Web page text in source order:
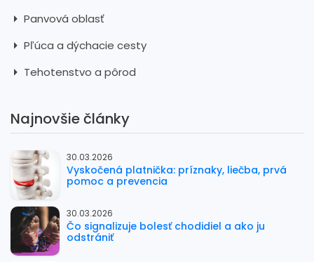
Panvová oblasť
Pľúca a dýchacie cesty
Tehotenstvo a pôrod
Najnovšie články
30.03.2026
Vyskočená platnička: príznaky, liečba, prvá
pomoc a prevencia
30.03.2026
Čo signalizuje bolesť chodidiel a ako ju
odstrániť